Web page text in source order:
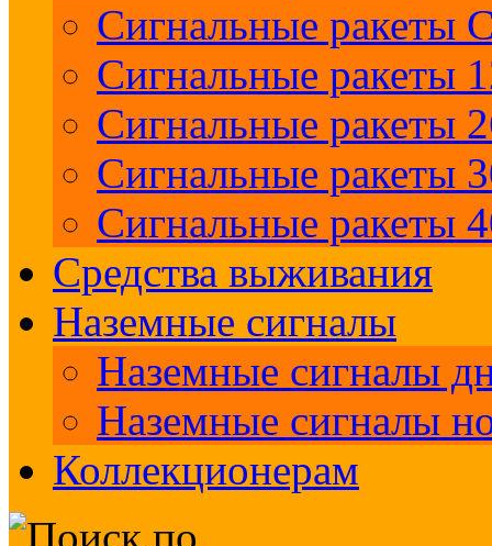
Сигнальные ракеты
Сигнальные ракеты
Сигнальные ракеты
Сигнальные ракеты
Сигнальные ракеты
Средства выживания
Наземные сигналы
Наземные сигналы
Наземные сигналы
Коллекционерам